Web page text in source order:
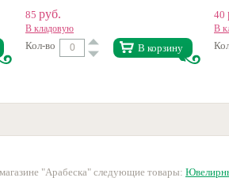
85 руб.
В кладовую
Кол-во В корзину
40
В
"Арабеска" следующие товары: